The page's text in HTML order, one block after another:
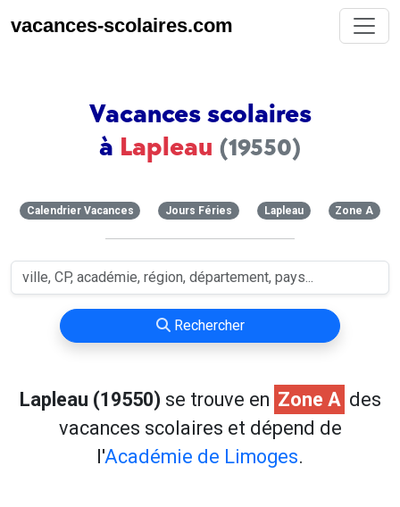
vacances-scolaires.com
Vacances scolaires
à Lapleau (19550)
Calendrier Vacances Jours Féries Lapleau Zone A
Rechercher
Lapleau (19550) se trouve en Zone A des
vacances scolaires et dépend de
l'Académie de Limoges.